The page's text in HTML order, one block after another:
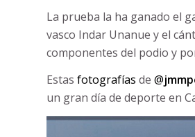
La prueba la ha ganado el
vasco Indar Unanue y el
componentes del podio y
Estas fotografías de @
un gran día de deporte en